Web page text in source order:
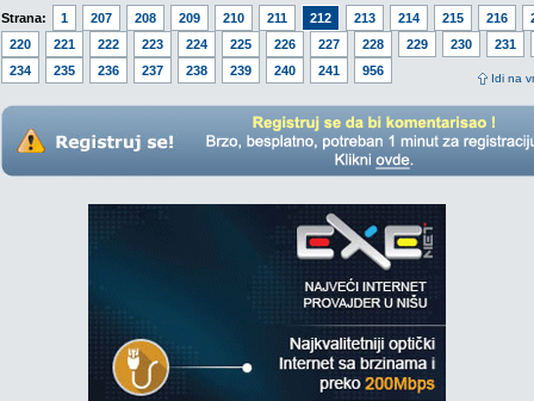
Strana: 1 207 208 209 210 211 212 213 214 215 216
220
221 222 223 224 225 226 227 228 229 230
231
234
235 236 237 238 239 240 241 956
Idi na